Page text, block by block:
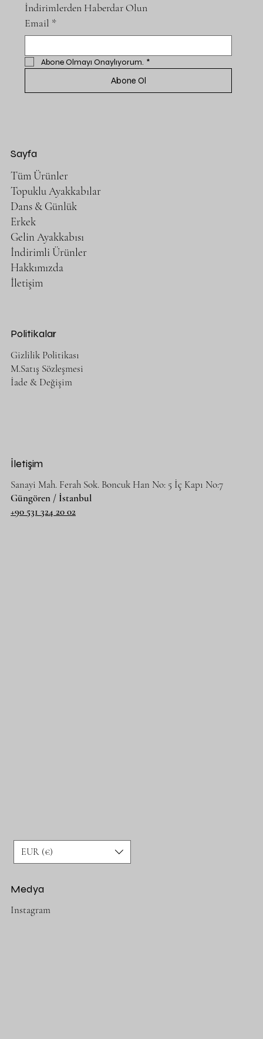
İndirimlerden Haberdar Olun
Email *
Abone Olmayı Onaylıyorum. *
Abone Ol
Sayfa
Tüm Ürünler
Topuklu Ayakkabılar
Dans & Günlük
Erkek
Gelin Ayakkabısı
İndirimli Ürünler
Hakkımızda
İletişim
Politikalar
Gizlilik Politikası
M.Satış Sözleşmesi
İade & Değişim
İletişim
Sanayi Mah. Ferah Sok. Boncuk Han No: 5 İç Kapı No:7
Güngören / İstanbul
+90 531 324 20 02
EUR (€)
Medya
Instagram